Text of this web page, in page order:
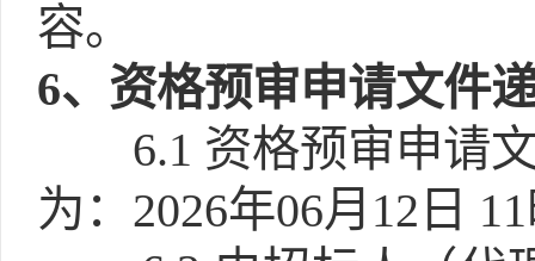
容。
6、资格预审申请文件
6.1 资格预审申请
为：2026年06月12日